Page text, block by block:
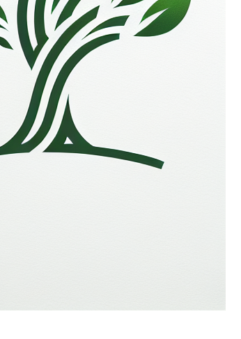
bijhorende foto’s zijn decoratief bedoeld
en volledigheid van de aangeboden